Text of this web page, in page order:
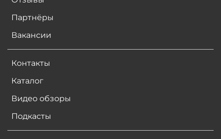
Партнёры
Вакансии
Контакты
Каталог
Видео обзоры
Подкасты